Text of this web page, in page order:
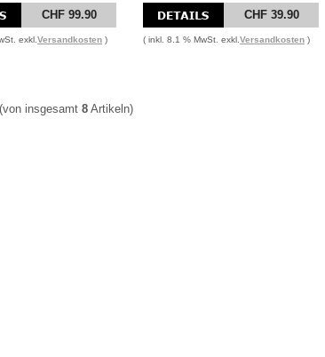
CHF 99.90
exkl. Versandkosten )
CHF 39.90
( inkl. 8.1 % MwSt. exkl. Versandkosten )
(von insgesamt 8 Artikeln)